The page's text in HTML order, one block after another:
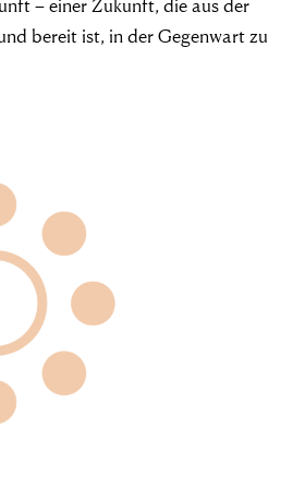
bereit ist, in der Gegenwart zu
braucht
gute
die